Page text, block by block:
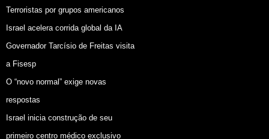
Terroristas por grupos americanos
Israel acelera corrida global da IA
Governador Tarcísio de Freitas visita
a Fisesp
O “novo normal” exige novas
respostas
Israel inicia construção de seu
primeiro centro médico exclusivo